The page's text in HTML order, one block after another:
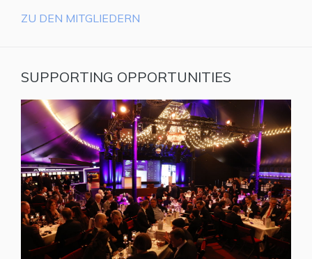
ZU DEN MITGLIEDERN
SUPPORTING OPPORTUNITIES